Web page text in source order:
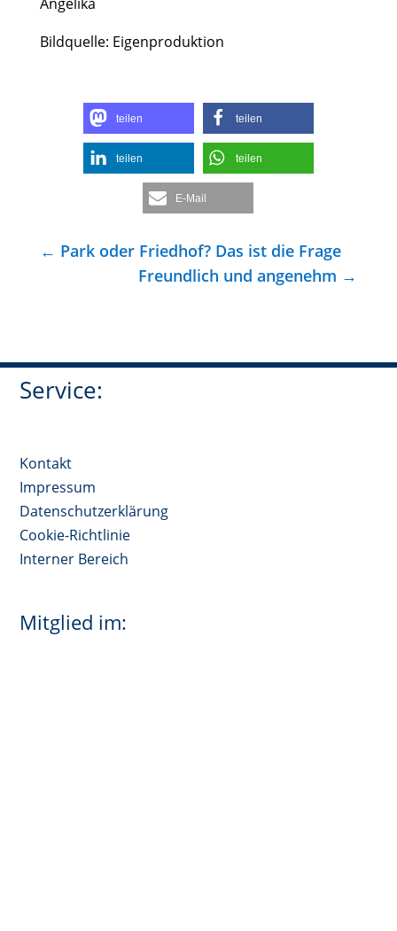
Bildquelle: Eigenproduktion
teilen teilen
teilen teilen
E-Mail
← Park oder Friedhof? Das ist die Frage
Freundlich und angenehm →
Service:
Kontakt
Impressum
Datenschutzerklärung
Cookie-Richtlinie
Interner Bereich
Mitglied im: